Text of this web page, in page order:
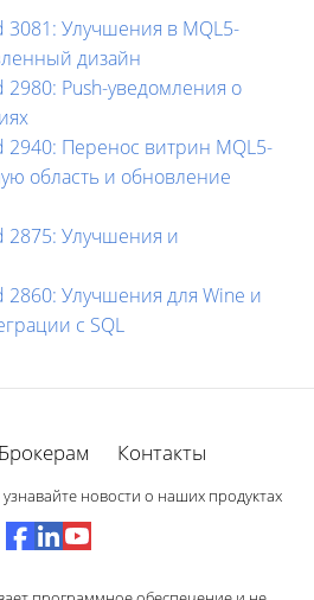
3081: Улучшения в MQL5-
дизайн
Push-уведомления о
2940: Перенос витрин MQL5-
область и обновление
2875: Улучшения и
2860: Улучшения для Wine и
с SQL
Брокерам Контакты
новости о наших продуктах